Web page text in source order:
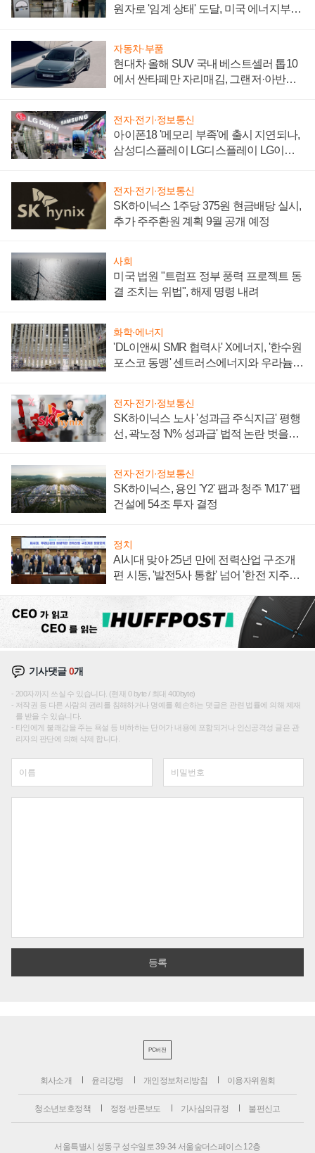
원자로 '임계 상태' 도달, 미국 에너지부
자동차·부품
현대차 올해 SUV 국내 베스트셀러 톱10
에서 싼타페만 자리매김, 그랜저·아반떼
전자·전기·정보통신
아이폰18 '메모리 부족'에 출시 지연되나,
삼성디스플레이 LG디스플레이 LG이노
전자·전기·정보통신
SK하이닉스 1주당 375원 현금배당 실시,
추가 주주환원 계획 9월 공개 예정
사회
미국 법원 "트럼프 정부 풍력 프로젝트 동
결 조치는 위법", 해제 명령 내려
화학·에너지
'DL이앤씨 SMR 협력사' X에너지, '한수원
포스코 동맹' 센트러스에너지와 우라늄
전자·전기·정보통신
SK하이닉스 노사 '성과급 주식지급' 평행
선, 곽노정 'N% 성과급' 법적 논란 벗을지
전자·전기·정보통신
SK하이닉스, 용인 'Y2' 팹과 청주 'M17' 팹
건설에 54조 투자 결정
정치
AI시대 맞아 25년 만에 전력산업 구조개
편 시동, '발전5사 통합' 넘어 '한전 지주사'
기사댓글0개
200자까지 쓰실 수 있습니다. (현재 0 byte / 최대 400byte)
저작권 등 다른 사람의 권리를 침해하거나 명예를 훼손하는 댓글은 관련 법률에 의해 제재
를 받을 수 있습니다.
타인에게 불쾌감을 주는 욕설 등 비하하는 단어가 내용에 포함되거나 인신공격성 글은 관
리자의 판단에 의해 삭제 합니다.
PC버전
회사소개 윤리강령 개인정보처리방침 이용자위원회
청소년보호정책 정정·반론보도 기사심의규정 불편신고
서울특별시 성동구 성수일로 39-34 서울숲더스페이스 12층